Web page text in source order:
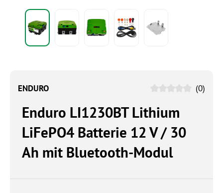
ENDURO (0)
Enduro LI1230BT Lithium
LiFePO4 Batterie 12 V / 30
Ah mit Bluetooth-Modul